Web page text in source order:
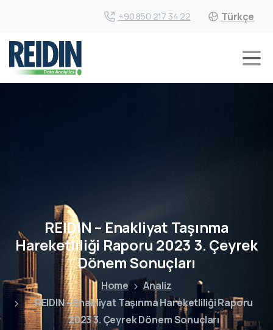
+90 850 217 34 22 Türkçe
REIDIN – Enakliyat Taşınma
Hareketliliği Raporu 2023 3. Çeyrek
Dönem Sonuçları
Home
Analiz
REIDIN – Enakliyat Taşınma Hareketliliği Raporu
2023 3. Çeyrek Dönem Sonuçları